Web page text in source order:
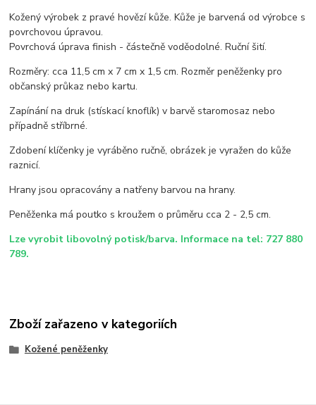
Kožený výrobek z pravé hovězí kůže. Kůže je barvená od výrobce s
povrchovou úpravou.
Povrchová úprava finish - částečně voděodolné. Ruční šití.
Rozměry: cca 11,5 cm x 7 cm x 1,5 cm. Rozměr peněženky pro
občanský průkaz nebo kartu.
Zapínání na druk (stískací knoflík) v barvě staromosaz nebo
případně stříbrné.
Zdobení klíčenky je vyráběno ručně, obrázek je vyražen do kůže
raznicí.
Hrany jsou opracovány a natřeny barvou na hrany.
Peněženka má poutko s kroužem o průměru cca 2 - 2,5 cm.
Lze vyrobit libovolný potisk/barva. Informace na tel: 727 880
789.
Zboží zařazeno v kategoriích
Kožené peněženky